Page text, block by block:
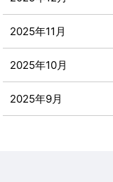
2025年11月
2025年10月
2025年9月